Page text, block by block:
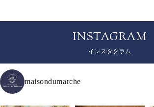
INSTAGRAM
インスタグラム
maisondumarche